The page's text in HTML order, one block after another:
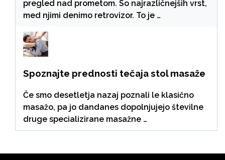
pregled nad prometom. So najrazličnejših vrst,
med njimi denimo retrovizor. To je …
Spoznajte prednosti tečaja stol masaže
Če smo desetletja nazaj poznali le klasično
masažo, pa jo dandanes dopolnjujejo številne
druge specializirane masažne …